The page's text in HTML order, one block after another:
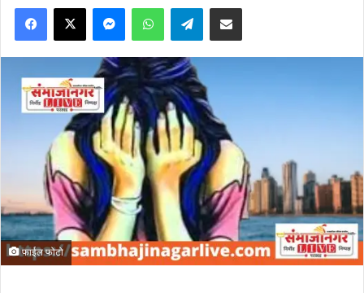
email
Facebook
X MessengerWhatsAppTelegramShare via Email
फाईल फोटो